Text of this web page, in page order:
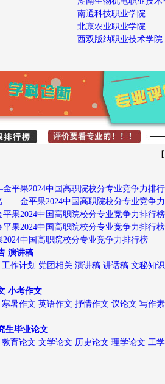
南通科技职业学院
北京农业职业学院
西双版纳职业技术学院
平果2024中国高职院校分专业竞争力排
——金平果2024中国高职院校分专业竞争
果2024中国高职院校分专业竞争力排行榜
果2024中国高职院校分专业竞争力排行榜
中国高职院校分专业竞争力排行榜
演讲稿
作计划 党团相关 演讲稿 讲话稿 文秘知
小考作文
暑作文 英语作文 抒情作文 议论文 写作
生毕业论文
育论文 文学论文 历史论文 理学论文 工